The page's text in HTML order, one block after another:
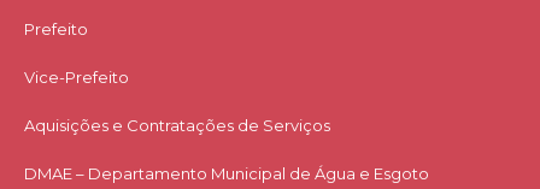
Prefeito
Vice-Prefeito
Aquisições e Contratações de Serviços​
DMAE – Departamento Municipal de Água e Esgoto